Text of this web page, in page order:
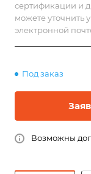
сертификации и
можете уточнить
электронной
Под заказ
Возможны